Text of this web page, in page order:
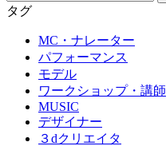
リ
タグ
MC・ナレーター
パフォーマンス
モデル
ワークショップ・講師
MUSIC
デザイナー
３dクリエイタ